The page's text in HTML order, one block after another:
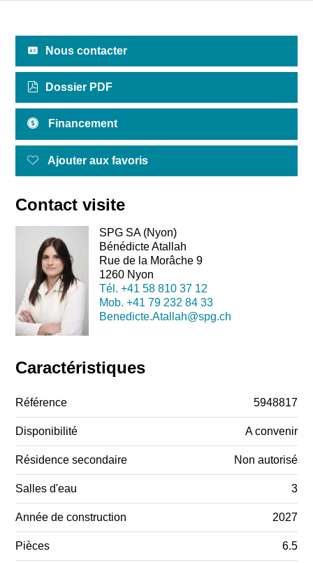
Nous contacter
Dossier PDF
Financement
Ajouter aux favoris
Contact visite
SPG SA (Nyon)
Bénédicte Atallah
Rue de la Morâche 9
1260 Nyon
Tél. +41 58 810 37 12
Mob. +41 79 232 84 33
Benedicte.Atallah@spg.ch
Caractéristiques
Référence 5948817
Disponibilité A convenir
Résidence secondaire Non autorisé
Salles d'eau 3
Année de construction 2027
Pièces 6.5